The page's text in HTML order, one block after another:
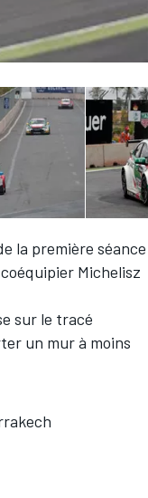
la première séance
Michelisz
sur le tracé
un mur à moins